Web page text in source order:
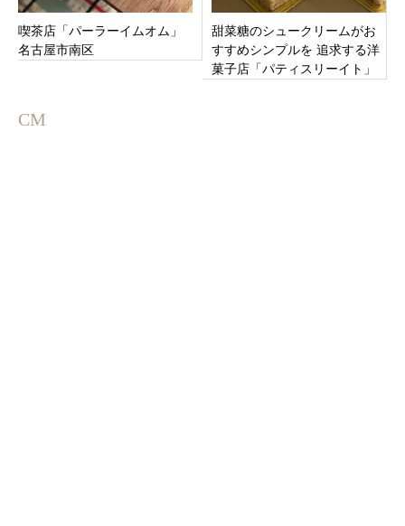
喫茶店「パーラーイムオム」
名古屋市南区
甜菜糖のシュークリームがお
すすめシンプルを 追求する洋
菓子店「パティスリーイト」
CM